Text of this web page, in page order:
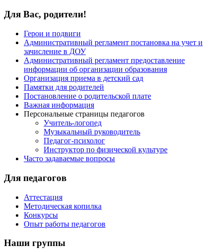
Для Вас, родители!
Герои и подвиги
Административный регламент постановка на учет и
зачисление в ДОУ
Административный регламент предоставление
информации об организации образования
Организация приема в детский сад
Памятки для родителей
Постановление о родительской плате
Важная информация
Персональные страницы педагогов
Учитель-логопед
Музыкальный руководитель
Педагог-психолог
Инструктор по физической культуре
Часто задаваемые вопросы
Для педагогов
Аттестация
Методическая копилка
Конкурсы
Опыт работы педагогов
Наши группы